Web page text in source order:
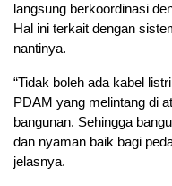
langsung berkoordinasi
Hal ini terkait dengan
nantinya.
“Tidak boleh ada kabel
PDAM yang melintang di
bangunan. Sehingga
dan nyaman baik bagi
jelasnya.